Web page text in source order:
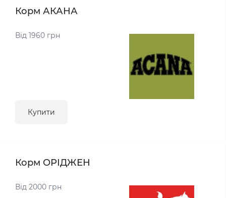
Корм АКАНА
Від 1960 грн
Купити
Корм ОРІДЖЕН
Від 2000 грн